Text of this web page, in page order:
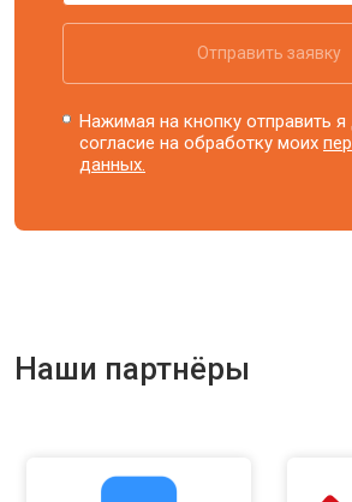
Отправить заявку
Нажимая на кнопку отправить
согласие на обработку моих
данных.
Наши партнёры